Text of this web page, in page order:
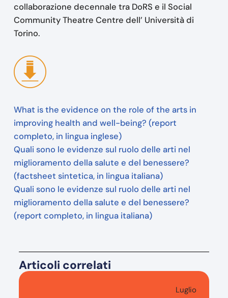
collaborazione decennale tra DoRS e il Social
Community Theatre Centre dell’ Università di
Torino.
What is the evidence on the role of the arts in
improving health and well-being? (report
completo, in lingua inglese)
Quali sono le evidenze sul ruolo delle arti nel
miglioramento della salute e del benessere?
(factsheet sintetica, in lingua italiana)
Quali sono le evidenze sul ruolo delle arti nel
miglioramento della salute e del benessere?
(report completo, in lingua italiana)
Articoli correlati
Luglio